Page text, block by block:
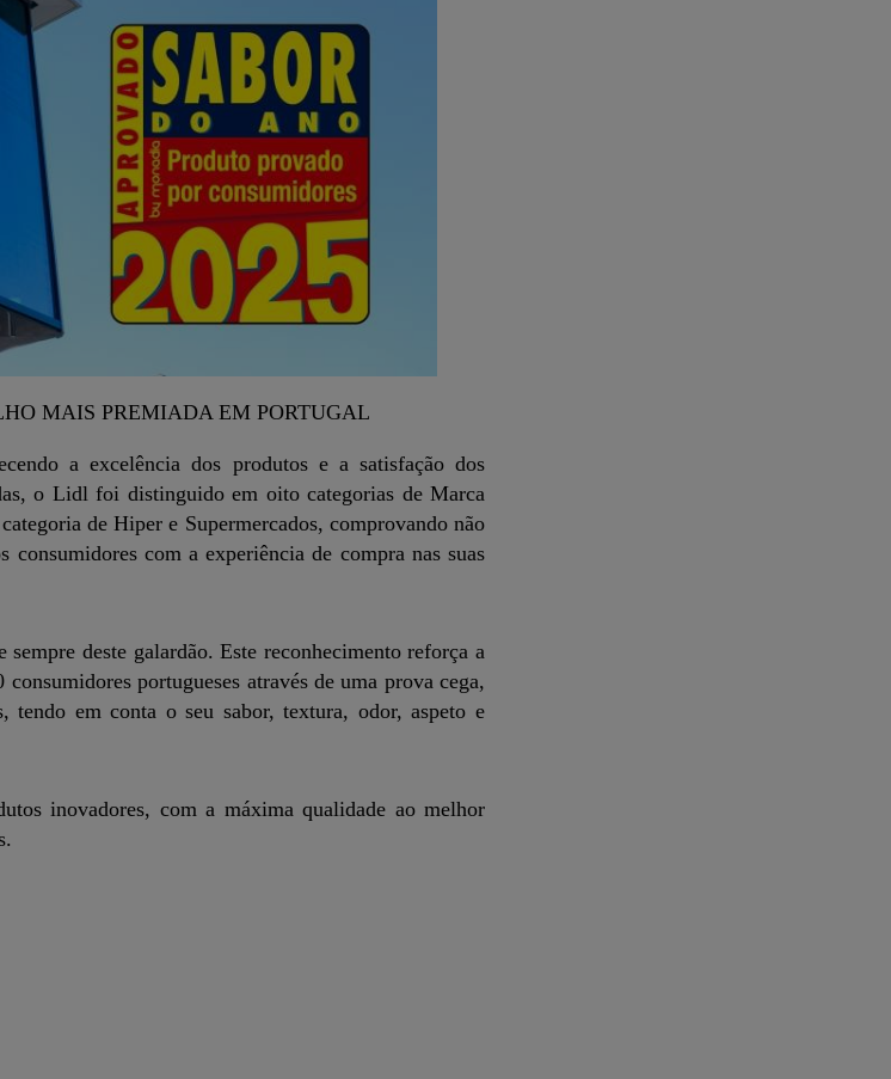
MAIS PREMIADA EM PORTUGAL
a excelência dos produtos e a satisfação dos
o Lidl foi distinguido em oito categorias de Marca
de Hiper e Supermercados, comprovando não
consumidores com a experiência de compra nas suas
deste galardão. Este reconhecimento reforça a
portugueses através de uma prova cega,
tendo em conta o seu sabor, textura, odor, aspeto e
inovadores, com a máxima qualidade ao melhor